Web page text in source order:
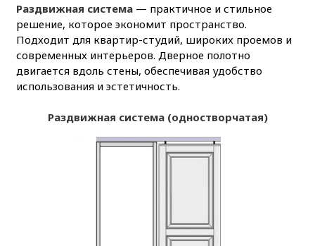
Раздвижная система— практичное и стильное
решение, которое экономит пространство.
Подходит для квартир-студий, широких проемов и
современных интерьеров. Дверное полотно
двигается вдоль стены, обеспечивая удобство
использования и эстетичность.
Раздвижная система (одностворчатая)